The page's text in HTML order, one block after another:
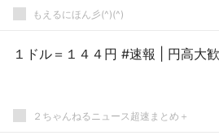
見
もえるにほん彡(^)(^)
１ドル＝１４４円 #速報 | 円
２ちゃんねるニュース超速まとめ＋